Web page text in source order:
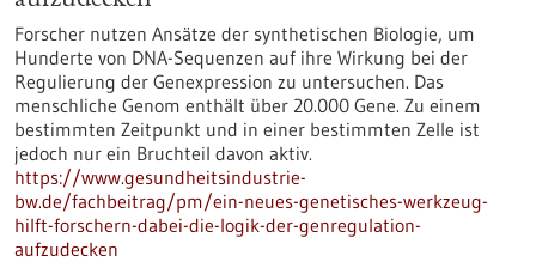
Forscher nutzen Ansätze der synthetischen Biologie, um
Hunderte von DNA-Sequenzen auf ihre Wirkung bei der
Regulierung der Genexpression zu untersuchen. Das
menschliche Genom enthält über 20.000 Gene. Zu einem
bestimmten Zeitpunkt und in einer bestimmten Zelle ist
jedoch nur ein Bruchteil davon aktiv.
https://www.gesundheitsindustrie-
bw.de/fachbeitrag/pm/ein-neues-genetisches-werkzeug-
hilft-forschern-dabei-die-logik-der-genregulation-
aufzudecken